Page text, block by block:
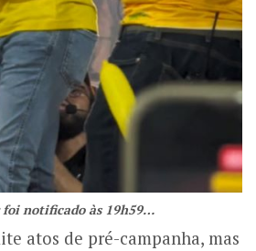
foi notificado às 19h59…
atos de pré-campanha, mas